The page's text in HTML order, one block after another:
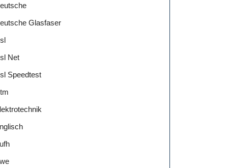
Glasfaser
Net
Speedtest